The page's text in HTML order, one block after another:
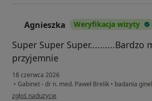
Agnieszka Weryfikacja wizyty
Super Super Super..........Bardzo
przyjemnie
18 czerwca 2026
• Gabinet - dr n. med. Paweł Brelik • badania
w opinii użytkownika Agnieszka
zgłoś nadużycie